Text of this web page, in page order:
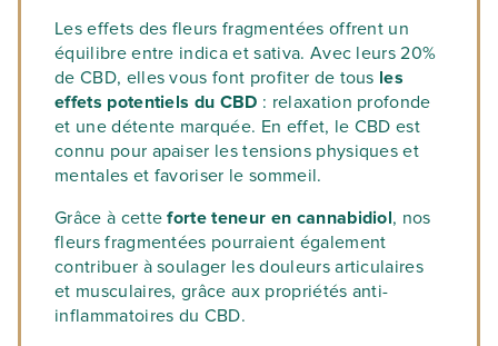
Les effets des fleurs fragmentées offrent un
équilibre entre indica et sativa. Avec leurs 20%
de CBD, elles vous font profiter de tous les
effets potentiels du CBD : relaxation profonde
et une détente marquée. En effet, le CBD est
connu pour apaiser les tensions physiques et
mentales et favoriser le sommeil.
Grâce à cetteforte teneur en cannabidiol, nos
fleurs fragmentées pourraient également
contribuer à soulager les douleurs articulaires
et musculaires, grâce aux propriétés anti-
inflammatoires du CBD.